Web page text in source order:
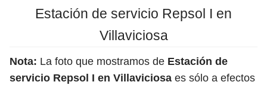
Estación de servicio Repsol I en
Villaviciosa
Nota: La foto que mostramos de Estación de
servicio Repsol I en Villaviciosa es sólo a efectos